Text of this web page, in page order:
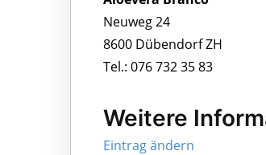
Neuweg 24
8600 Dübendorf ZH
Tel.: 076 732 35 83
Weitere
Eintrag ändern